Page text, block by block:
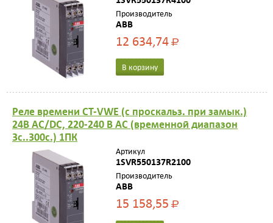
Производитель
ABB
12 634,74Р
В корзину
Реле времени CT-VWE (с проскальз. при замык.)
24B AC/DС, 220-240 В AC (временной диапазон
3с..300с.) 1ПК
Артикул
1SVR550137R2100
Производитель
ABB
15 158,55Р